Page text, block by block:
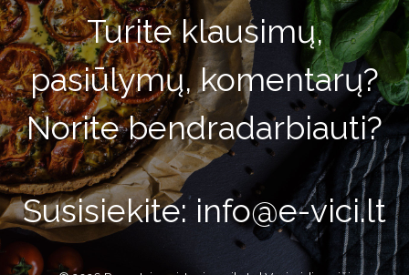
Turite klausimų,
pasiūlymų, komentarų?
Norite bendradarbiauti?
Susisiekite: info@e-vici.lt